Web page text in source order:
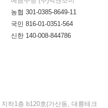
농협 301-0385-8649-11
국민 816-01-0351-564
신한 140-008-844786
하1층 b120호(가산동, 대륭테크